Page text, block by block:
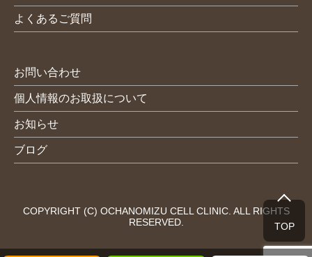
よくあるご質問
お問い合わせ
個人情報のお取扱について
お知らせ
ブログ
COPYRIGHT (C) OCHANOMIZU CELL CLINIC. ALL RIGHTS
RESERVED.
TOP